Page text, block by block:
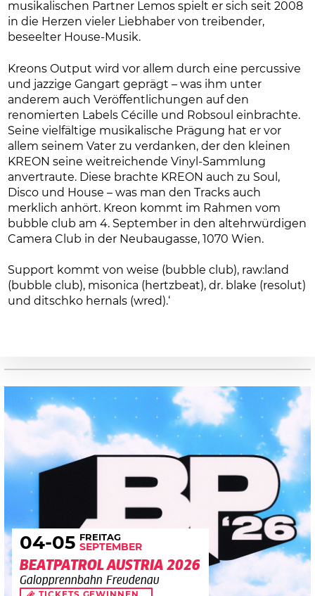
musikalischen Partner Lemos spielt er sich seit 2008
in die Herzen vieler Liebhaber von treibender,
beseelter House-Musik.
Kreons Output wird vor allem durch eine percussive
und jazzige Gangart geprägt – was ihm unter
anderem auch Veröffentlichungen auf den
renomierten Labels Cécille und Robsoul einbrachte.
Seine vielfältige musikalische Prägung hat er vor
allem seinem Vater zu verdanken, der den kleinen
KREON seine weitreichende Vinyl-Sammlung
anvertraute. Diese brachte KREON auch zu Soul,
Disco und House – was man den Tracks auch
merklich anhört. Kreon kommt im Rahmen vom
bubble club am 4. September in den altehrwürdigen
Camera Club in der Neubaugasse, 1070 Wien.
Support kommt von weise (bubble club), raw:land
(bubble club), misonica (hertzbeat), dr. blake (resolut)
und ditschko hernals (wred).‘
04-05 FREITAG
SEPTEMBER
BEATPATROL AUSTRIA 2026
Galopprennbahn Freudenau